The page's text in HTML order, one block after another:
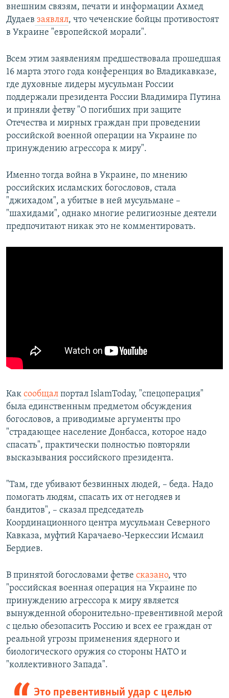
внешним связям, печати и информации Ахмед
Дудаев заявлял, что чеченские бойцы противостоят
в Украине "европейской морали".
Всем этим заявлениям предшествовала прошедшая
16 марта этого года конференция во Владикавказе,
где духовные лидеры мусульман России
поддержали президента России Владимира Путина
и приняли фетву "О погибших при защите
Отечества и мирных граждан при проведении
российской военной операции на Украине по
принуждению агрессора к миру".
Именно тогда война в Украине, по мнению
российских исламских богословов, стала
"джихадом", а убитые в ней мусульмане –
"шахидами", однако многие религиозные деятели
предпочитают никак это не комментировать.
Как сообщал портал IslamToday, "спецоперация"
была единственным предметом обсуждения
богословов, а приводимые аргументы про
"страдающее население Донбасса, которое надо
спасать", практически полностью повторяли
высказывания российского президента.
"Там, где убивают безвинных людей, – беда. Надо
помогать людям, спасать их от негодяев и
бандитов", – сказал председатель
Координационного центра мусульман Северного
Кавказа, муфтий Карачаево-Черкессии Исмаил
Бердиев.
В принятой богословами фетве сказано, что
"российская военная операция на Украине по
принуждению агрессора к миру является
вынужденной оборонительно-превентивной мерой
с целью обезопасить Россию и всех ее граждан от
реальной угрозы применения ядерного и
биологического оружия со стороны НАТО и
"коллективного Запада".
Это превентивный удар с целью